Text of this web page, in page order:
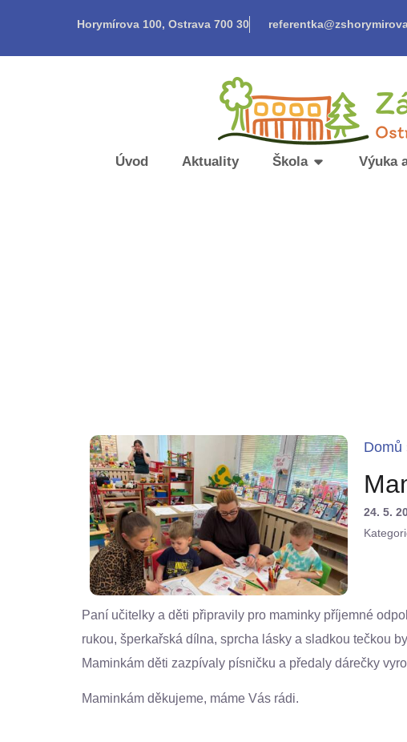
Horymírova 100, Ostrava 700 30
Úvod Aktuality Škola Výuka
Domů
24. 5.
Paní učitelky a děti připravily pro maminky příjemné
rukou, šperkařská dílna, sprcha lásky a sladkou tečkou
Maminkám děti zazpívaly písničku a předaly dárečky
Maminkám děkujeme, máme Vás rádi.